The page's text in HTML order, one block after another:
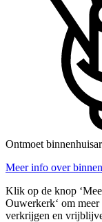
Ontmoet
Meer info over
Klik op de knop
Ouwerkerk‘ om
verkrijgen en